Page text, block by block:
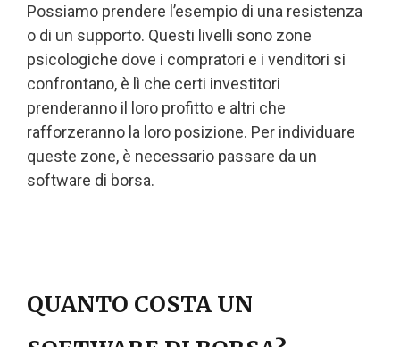
Possiamo prendere l’esempio di una resistenza
o di un supporto. Questi livelli sono zone
psicologiche dove i compratori e i venditori si
confrontano, è lì che certi investitori
prenderanno il loro profitto e altri che
rafforzeranno la loro posizione. Per individuare
queste zone, è necessario passare da un
software di borsa.
QUANTO COSTA UN